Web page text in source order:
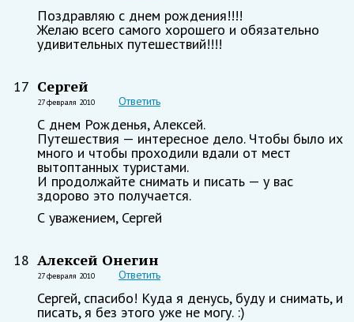
Поздравляю с днем рождения!!!!
Желаю всего самого хорошего и обязательно
удивительных путешествий!!!!
17 Сергей
27 февраля 2010 Ответить
С днем Рожденья, Алексей.
Путешествия — интересное дело. Чтобы было их
много и чтобы проходили вдали от мест
вытоптанных туристами.
И продолжайте снимать и писать — у вас
здорово это получается.
С уважением, Сергей
18 Алексей Онегин
27 февраля 2010 Ответить
Сергей, спасибо! Куда я денусь, буду и снимать, и
писать, я без этого уже не могу. :)